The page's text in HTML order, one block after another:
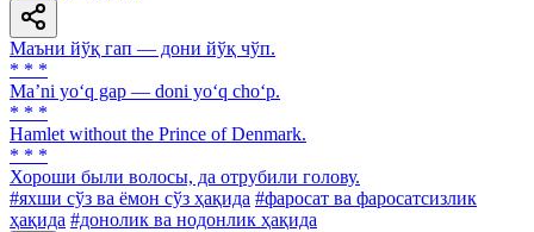
Маъни йўқ гап — дони йўқ чўп.
* * *
Ma’ni yo‘q gap — doni yo‘q cho‘p.
* * *
Hamlet without the Prince of Denmark.
* * *
Хороши были волосы, да отрубили голову.
#яхши сўз ва ёмон сўз ҳақида #фаросат ва фаросатсизлик
ҳақида #донолик ва нодонлик ҳақида